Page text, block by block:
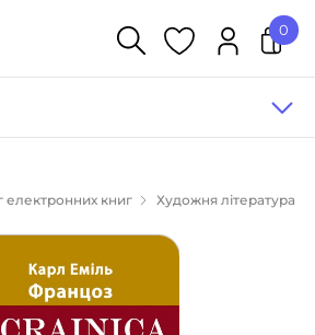
(240)
(1015)
та посібники (527)
0
електронних книг Художня література